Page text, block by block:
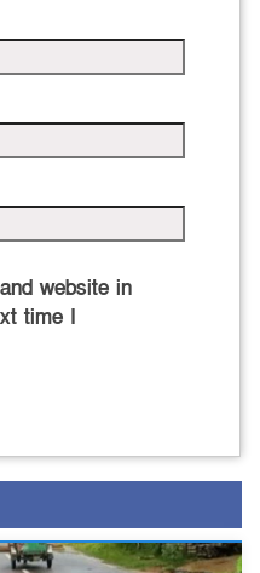
website in
time I